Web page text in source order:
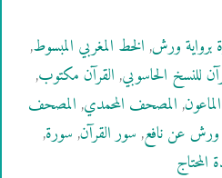
برواية ورش,الخط المغربي المبسوط,
للنسخ الحاسوبي,القرآن مكتوب,
الماعون,المصحف المحمدي,المصحف
ورش عن نافع,سور القرآن,سورة,
المحتاج